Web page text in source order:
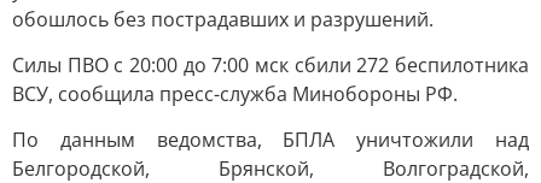
обошлось без пострадавших и разрушений.
Силы ПВО с 20:00 до 7:00 мск сбили 272 беспилотника
ВСУ, сообщила пресс-служба Минобороны РФ.
По данным ведомства, БПЛА уничтожили над
Белгородской, Брянской, Волгоградской,